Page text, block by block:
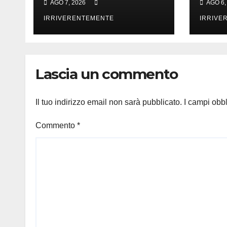
classificazione
nuovi campi S.
Janni, S. Elia e
conferimento legno
AGO 7, 2026
IRRIVERENTEMENTE
AGO
Lascia un commento
Il tuo indirizzo email non sarà pubblicato. I campi
Commento *